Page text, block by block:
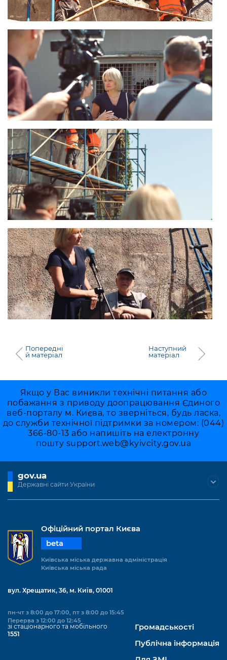
Попередні
й матеріал
Наступний
матеріал
Якщо у Вас виникли технічні питання або
побажання з приводу доопрацювання Єдиного
веб-порталу м. Києва, то зверніться, будь ласка,
до служби технічної підтримки за номером: (044)
366-80-13 або напишіть на електронну
пошту support.web@kyivcity.gov.ua
gov.ua
Державні сайти України
Офіційний портал Києва
beta
Київська міська державна адміністрація
Київська міська рада
вул. Хрещатик, 36, м. Київ, 01001
пн-чт з 8:00 до 17:00, пт з 8:00 до 15:45
Перерва з 12:00 до 12:45
зі стаціонарного та мобільного
1551
Громадськості
Публічна інформація